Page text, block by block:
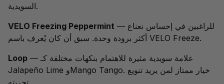
السويدية.
VELO Freezing Peppermint — للراغبين في إحساس نعناع
أكثر برودة وحدة. سبق أن كان يُعرف باسم VELO Freeze.
Loop — علامة سويدية مثيرة للاهتمام بنكهات مختلفة كـ
Jalapeño Lime وMango Tango. خيار ممتاز لمن يريد تنويع